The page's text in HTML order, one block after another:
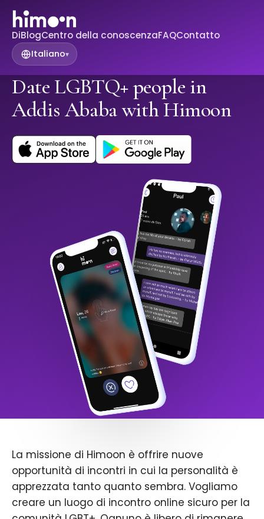
DiBlogCentro della conoscenzaFAQContatto
Italiano▾
Date LGBTQ+ people in
Addis Ababa with Himoon
La missione di Himoon è offrire nuove
opportunità di incontri in cui la personalità è
apprezzata tanto quanto sembra. Vogliamo
creare un luogo di incontro online sicuro per la